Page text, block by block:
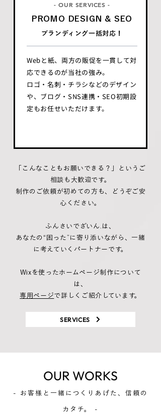
- OUR SERVICES -
PROMO DESIGN & SEO
ブランディング一括対応！
Webと紙、両方の販促を一貫して対
応できるのが当社の強み。
ロゴ・名刺・チラシなどのデザイン
や、ブログ・SNS連携・SEO初期設
定もお任せいただけます。
「こんなこともお願いできる？」というご
相談も大歓迎です。
制作のご依頼が初めての方も、どうぞご安
心ください。
ふんさいでざいん.は、
あなたの“困った”に寄り添いながら、一緒
に考えていくパートナーです。
Wixを使ったホームページ制作について
は、
専用ページで詳しくご紹介しています。
SERVICES
OUR WORKS
- お客様と一緒につくりあげた、信頼の
カタチ。 -